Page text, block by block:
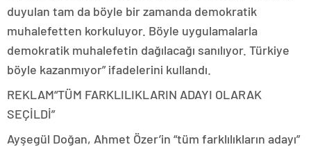
duyulan tam da böyle bir zamanda demokratik
muhalefetten korkuluyor. Böyle uygulamalarla
demokratik muhalefetin dağılacağı sanılıyor. Türkiye
böyle kazanmıyor” ifadelerini kullandı.
REKLAM“TÜM FARKLILIKLARIN ADAYI OLARAK
SEÇİLDİ”
Ayşegül Doğan, Ahmet Özer’in “tüm farklılıkların adayı”